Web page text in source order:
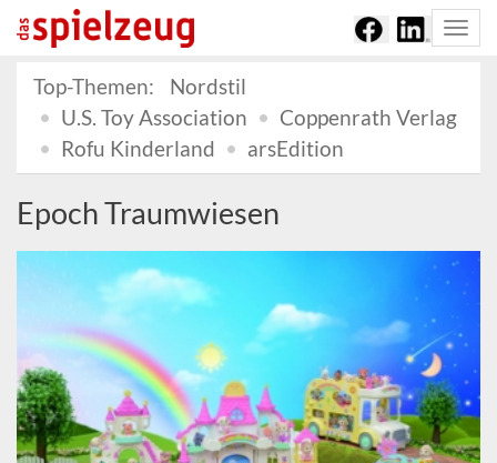
Top-Themen:
Nordstil
U.S. Toy Association
Coppenrath Verlag
Rofu Kinderland
arsEdition
Epoch Traumwiesen